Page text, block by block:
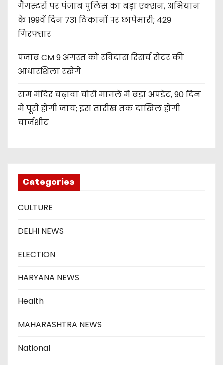
गैंगस्टरों पर पंजाब पुलिस का बड़ा एक्शन, अभियान
के 199वें दिन 731 ठिकानों पर छापेमारी; 429
गिरफ्तार
पंजाब CM 9 अगस्त को रविदास रिसर्च सेंटर की
आधारशिला रखेंगे
राम मंदिर चढ़ावा चोरी मामले में बड़ा अपडेट, 90 दिन
में पूरी होगी जांच; इस तारीख तक दाखिल होगी
चार्जशीट
Categories
CULTURE
DELHI NEWS
ELECTION
HARYANA NEWS
Health
MAHARASHTRA NEWS
National